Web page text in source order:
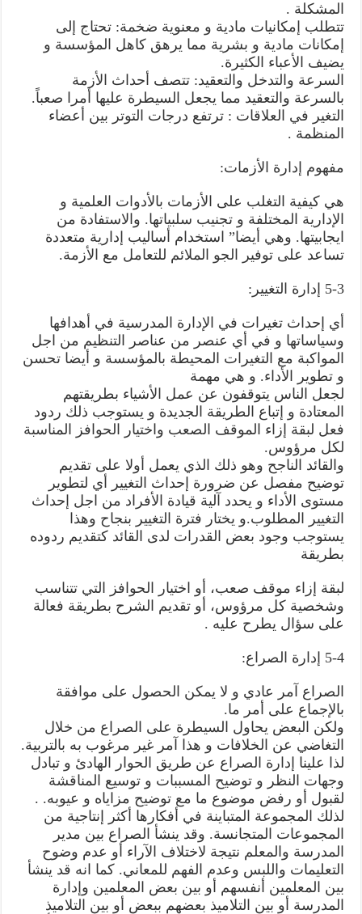
المشكلة .
تتطلب إمكانيات مادية و معنوية ضخمة: تحتاج إلى
إمكانات مادية و بشرية مما يرهق كاهل المؤسسة و
يضيف الأعباء الكثيرة.
السرعة والتدخل والتعقيد: تتصف أحداث الأزمة
بالسرعة والتعقيد مما يجعل السيطرة عليها أمرا صعباً.
التغير في العلاقات : ترتفع درجات التوتر بين أعضاء
المنظمة .
مفهوم إدارة الأزمات:
هي كيفية التغلب على الأزمات بالأدوات العلمية و
الإدارية المختلفة و تجنيب سلبياتها. والاستفادة من
ايجابيتها. وهي أيضا” استخدام أساليب إدارية متعددة
تساعد على توفير الجو الملائم للتعامل مع الأزمة.
5-3 إدارة التغيير:
أي إحداث تغيرات في الإدارة المدرسية في أهدافها
وسياساتها و في أي عنصر من عناصر التنظيم من اجل
المواكبة مع التغيرات المحيطة بالمؤسسة و أيضا تحسن
و تطوير الأداء. و هي مهمة
لجعل الناس يتوقفون عن عمل الأشياء بطريقتهم
المعتادة و إتباع الطريقة الجديدة و يستوجب ذلك ردود
فعل لبقة إزاء الموقف الصعب واختيار الحوافز المناسبة
لكل مرؤوس.
والقائد الناجح وهو ذلك الذي يعمل أولا على تقديم
توضيح مفصل عن ضرورة إحداث التغيير أي لتطوير
مستوى الأداء و يحدد آلية قيادة الأفراد من اجل إحداث
التغيير المطلوب.و يختار فترة التغيير بنجاح وهذا
يستوجب وجود بعض القدرات لدى القائد كتقديم ردوده
بطريقة
لبقة إزاء موقف صعب، أو اختيار الحوافز التي تتناسب
وشخصية كل مرؤوس، أو تقديم الشرح بطريقة فعالة
على سؤال يطرح عليه .
5-4 إدارة الصراع:
الصراع آمر عادي و لا يمكن الحصول على موافقة
بالإجماع على أمر ما.
ولكن البعض يحاول السيطرة على الصراع من خلال
التغاضي عن الخلافات و هذا آمر غير مرغوب به بالتربية.
لذا علينا إدارة الصراع عن طريق الحوار الهادئ و تبادل
وجهات النظر و توضيح المسببات و توسيع المناقشة
لقبول أو رفض موضوع ما مع توضيح مزاياه و عيوبه. .
لذلك المجموعة المتباينة في أفكارها أكثر إنتاجية من
المجموعات المتجانسة. وقد ينشأ الصراع بين مدير
المدرسة والمعلم نتيجة لاختلاف الآراء أو عدم وضوح
التعليمات واللبس وعدم الفهم للمعاني. كما انه قد ينشأ
بين المعلمين أنفسهم أو بين بعض المعلمين وإدارة
المدرسة أو بين التلاميذ بعضهم ببعض أو بين التلاميذ